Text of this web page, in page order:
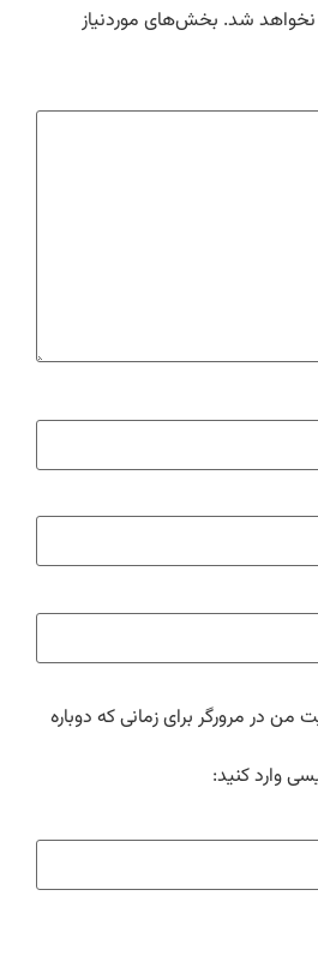
نخواهد شد. بخش‌های موردنیاز
من در مرورگر برای زمانی که دوباره
وارد کنید: